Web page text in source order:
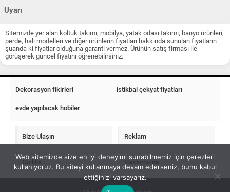
Uyarı
Sitemizde yer alan koltuk takımı, mobilya, yatak odası takımı, banyo ürünleri,
perde, halı modelleri ve diğer ürünlerin fiyatları hakkında sunulan fiyatların
şuanda ki fiyatlar olduğuna garanti vermez. Ürünün satış firması ile
görüşerek güncel fiyatını öğrenebilirsiniz.
Dekorasyon fikirleri istikbal çekyat fiyatları
evde yapılacak hobiler
Bize Ulaşın Reklam
Gizlilik Hakkımızda
Web sitemizde size en iyi deneyimi sunabilmemiz için çerezleri
kullanıyoruz. Bu siteyi kullanmaya devam ederseniz, bunu kabul
ettiğinizi varsayarız.